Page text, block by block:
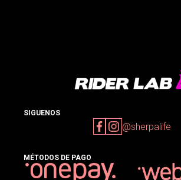
SIGUENOS
@sherpalife
MÉTODOS DE PAGO